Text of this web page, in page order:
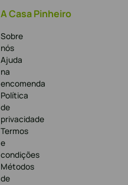
A Casa Pinheiro
Sobre
nós
Ajuda
na
encomenda
Política
de
privacidade
Termos
e
condições
Métodos
de